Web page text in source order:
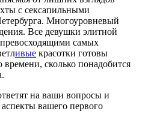
с сексапильными
Многоуровневый
Все девушки элитной
самых
ивые красотки готовы
времени, сколько понадобится
на ваши вопросы и
вашего первого